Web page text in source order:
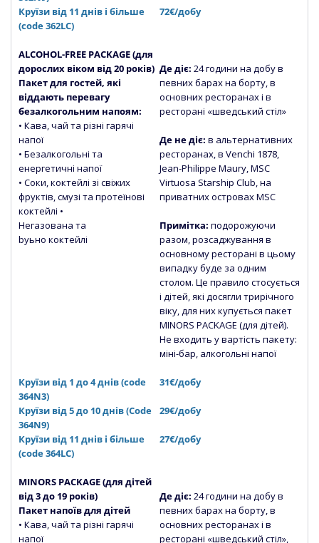
Круїзи від 11 днів і більше
(code 362LC)
72€/добу
ALCOHOL-FREE PACKAGE (для
дорослих віком від 20 років)
Пакет для гостей, які
віддають перевагу
безалкогольним напоям:
• Кава, чай та різні гарячі
напої
• Безалкогольні та
енергетичні напої
• Соки, коктейлі зі свіжих
фруктів, смузі та протеїнові
коктейлі •
Негазована та
byьно коктейлі
Де діє: 24 години на добу в
певних барах на борту, в
основних ресторанах і в
ресторані «шведський стіл»
Де не діє: в альтернативних
ресторанах, в Venchi 1878,
Jean-Philippe Maury, MSC
Virtuosa Starship Club, на
приватних островах MSC
Примітка: подорожуючи
разом, розсаджування в
основному ресторані в цьому
випадку буде за одним
столом. Це правило стосується
і дітей, які досягли трирічного
віку, для них купується пакет
MINORS PACKAGE (для дітей).
Не входить у вартість пакету:
міні-бар, алкогольні напої
Круїзи від 1 до 4 днів (code
364N3)
31€/добу
Круїзи від 5 до 10 днів (Сode
364N9)
29€/добу
Круїзи від 11 днів і більше
(code 364LC)
27€/добу
MINORS PACKAGE (для дітей
від 3 до 19 років)
Пакет напоїв для дітей
• Кава, чай та різні гарячі
напої
Де діє: 24 години на добу в
певних барах на борту, в
основних ресторанах і в
ресторані «шведський стіл»,